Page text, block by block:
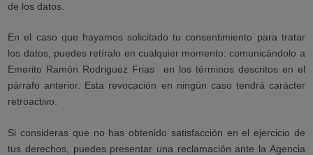
de los datos.
En el caso que hayamos solicitado tu consentimiento para tratar
los datos, puedes retíralo en cualquier momento: comunicándolo a
Emerito Ramón Rodriguez Frias
en los términos descritos en el
párrafo anterior. Esta revocación en ningún caso tendrá carácter
retroactivo.
Si consideras que no has obtenido satisfacción en el ejercicio de
tus derechos, puedes presentar una reclamación ante la Agencia